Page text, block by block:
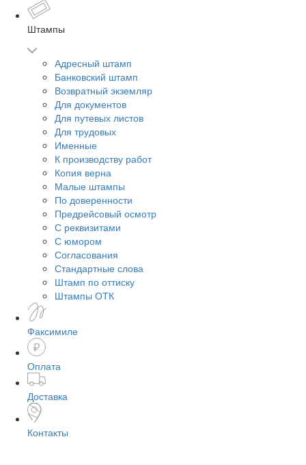
Штампы
Адресный штамп
Банковский штамп
Возвратный экземляр
Для документов
Для путевых листов
Для трудовых
Именные
К производству работ
Копия верна
Малые штампы
По доверенности
Предрейсовый осмотр
С реквизитами
С юмором
Согласования
Стандартные слова
Штамп по оттиску
Штампы ОТК
Факсимиле
Оплата
Доставка
Контакты